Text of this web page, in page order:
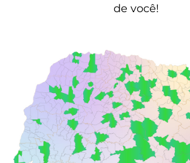
de você!